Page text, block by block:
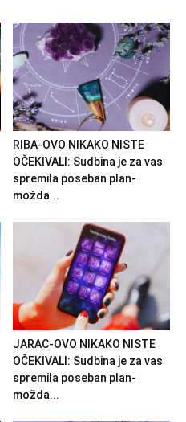
RIBA-OVO NIKAKO NISTE
OČEKIVALI: Sudbina je za vas
spremila poseban plan-
možda...
JARAC-OVO NIKAKO NISTE
OČEKIVALI: Sudbina je za vas
spremila poseban plan-
možda...